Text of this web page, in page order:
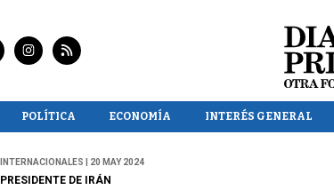
POLÍTICA ECONOMÍA INTERÉS GENERAL
INTERNACIONALES | 20 MAY 2024
PRESIDENTE DE IRÁN